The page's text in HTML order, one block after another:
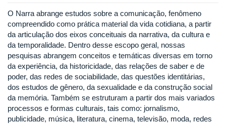
O Narra abrange estudos sobre a comunicação, fenômeno
compreendido como prática material da vida cotidiana, a partir
da articulação dos eixos conceituais da narrativa, da cultura e
da temporalidade. Dentro desse escopo geral, nossas
pesquisas abrangem conceitos e temáticas diversas em torno
da experiência, da historicidade, das relações de saber e de
poder, das redes de sociabilidade, das questões identitárias,
dos estudos de gênero, da sexualidade e da construção social
da memória. Também se estruturam a partir dos mais variados
processos e formas culturais, tais como: jornalismo,
publicidade, música, literatura, cinema, televisão, moda, redes